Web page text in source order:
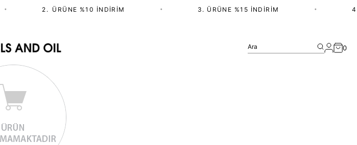
2.⁠ ⁠ÜRÜNE %10 İNDIRIM 3. ÜRÜNE %15 İNDIRIM
Ara 0